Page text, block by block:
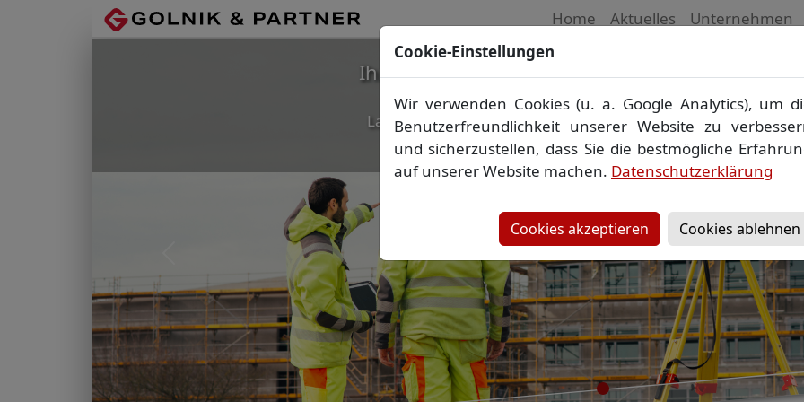
Home Aktuelles Unternehmen
Ihr Vermessungsbüro in Mecklenburg-
Wir vermessen Ihr Grundstück
Lageplan▪Absteckung▪Bauvermessung▪
Grenzfeststellung
▪Amtliche Auskünfte und Auszüge
Cookie-Einstellungen
Wir verwenden Cookies (u. a. Google Analytics), um
Benutzerfreundlichkeit unserer Website zu
und sicherzustellen, dass Sie die bestmögliche
auf unserer Website machen. Datenschutzerklärung
Cookies akzeptieren Cookies ablehnen